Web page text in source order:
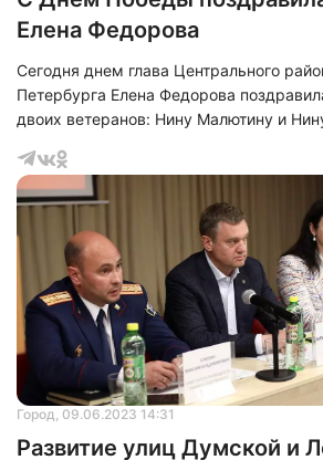
Елена Федорова
Сегодня днем глава Центрального
Петербурга Елена Федорова
двоих ветеранов: Нину Малютину и
Ветераны труда.&nbsp;
Город, 09.06.2023 14:31
Развитие улиц Думской и